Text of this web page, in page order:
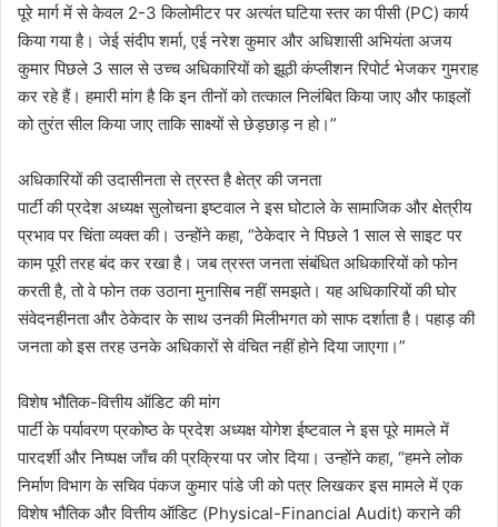
पूरे मार्ग में से केवल 2-3 किलोमीटर पर अत्यंत घटिया स्तर का पीसी (PC) कार्य
किया गया है। जेई संदीप शर्मा, एई नरेश कुमार और अधिशासी अभियंता अजय
कुमार पिछले 3 साल से उच्च अधिकारियों को झूठी कंप्लीशन रिपोर्ट भेजकर गुमराह
कर रहे हैं। हमारी मांग है कि इन तीनों को तत्काल निलंबित किया जाए और फाइलों
को तुरंत सील किया जाए ताकि साक्ष्यों से छेड़छाड़ न हो।”
अधिकारियों की उदासीनता से त्रस्त है क्षेत्र की जनता
​पार्टी की प्रदेश अध्यक्ष सुलोचना इष्टवाल ने इस घोटाले के सामाजिक और क्षेत्रीय
प्रभाव पर चिंता व्यक्त की। उन्होंने कहा, “ठेकेदार ने पिछले 1 साल से साइट पर
काम पूरी तरह बंद कर रखा है। जब त्रस्त जनता संबंधित अधिकारियों को फोन
करती है, तो वे फोन तक उठाना मुनासिब नहीं समझते। यह अधिकारियों की घोर
संवेदनहीनता और ठेकेदार के साथ उनकी मिलीभगत को साफ दर्शाता है। पहाड़ की
जनता को इस तरह उनके अधिकारों से वंचित नहीं होने दिया जाएगा।”
विशेष भौतिक-वित्तीय ऑडिट की मांग
​पार्टी के पर्यावरण प्रकोष्ठ के प्रदेश अध्यक्ष योगेश ईष्टवाल ने इस पूरे मामले में
पारदर्शी और निष्पक्ष जाँच की प्रक्रिया पर जोर दिया। उन्होंने कहा, “हमने लोक
निर्माण विभाग के सचिव पंकज कुमार पांडे जी को पत्र लिखकर इस मामले में एक
विशेष भौतिक और वित्तीय ऑडिट (Physical-Financial Audit) कराने की